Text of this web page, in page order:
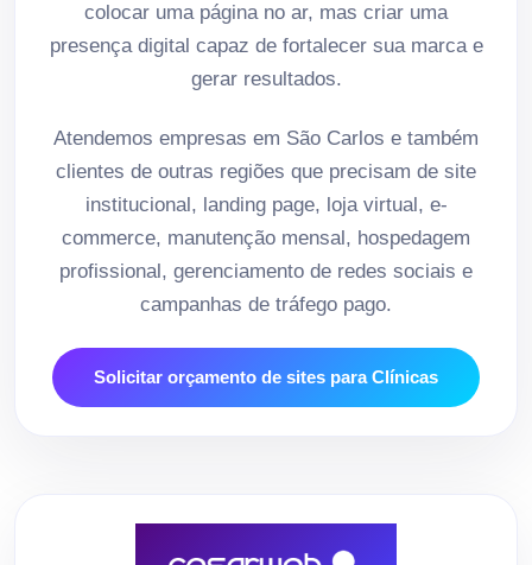
colocar uma página no ar, mas criar uma
presença digital capaz de fortalecer sua marca e
gerar resultados.
Atendemos empresas em São Carlos e também
clientes de outras regiões que precisam de site
institucional, landing page, loja virtual, e-
commerce, manutenção mensal, hospedagem
profissional, gerenciamento de redes sociais e
campanhas de tráfego pago.
Solicitar orçamento de sites para Clínicas